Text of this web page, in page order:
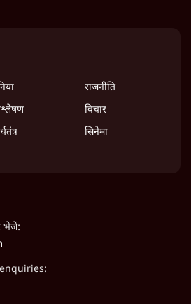
राजनीति
विचार
सिनेमा
भेजें: